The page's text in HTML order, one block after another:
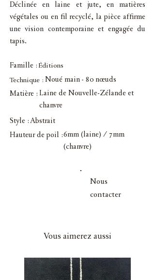
Déclinée en laine et jute, en matières
végétales ou en fil recyclé, la pièce affirme
une vision contemporaine et engagée du
tapis.
Famille :Éditions
Technique : Noué main - 80 nœuds
Matière : Laine de Nouvelle-Zélande et
chanvre
Style :Abstrait
Hauteur de poil :6mm (laine) / 7mm
(chanvre)
Nous
contacter
Vous aimerez aussi